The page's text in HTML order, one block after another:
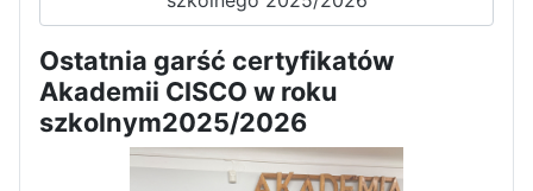
Zakończenie roku maturzystów
Ostatnia garść certyfikatów
Akademii CISCO w roku
szkolnym2025/2026